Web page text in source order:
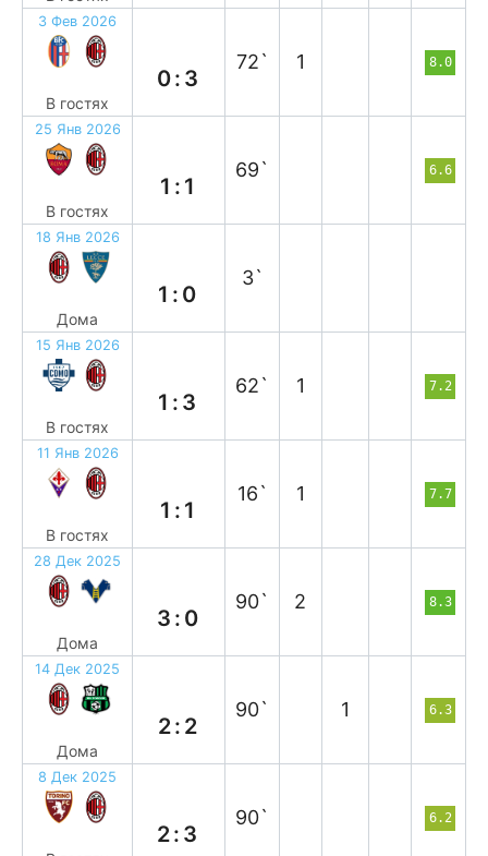
3 Фев 2026
В гостях
0:3
72` 1 8.0
25 Янв 2026
В гостях
1:1
69` 6.6
18 Янв 2026
Дома
1:0
3`
15 Янв 2026
В гостях
1:3
62` 1 7.2
11 Янв 2026
В гостях
1:1
16` 1 7.7
28 Дек 2025
Дома
3:0
90` 2 8.3
14 Дек 2025
Дома
2:2
90` 1 6.3
8 Дек 2025
2:3
90` 6.2